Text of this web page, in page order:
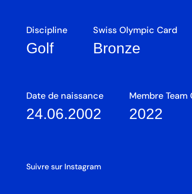
Discipline
Golf
Swiss Olympic Card
Bronze
Date de naissance
24.06.2002
Membre
2022
Suivre sur Instagram